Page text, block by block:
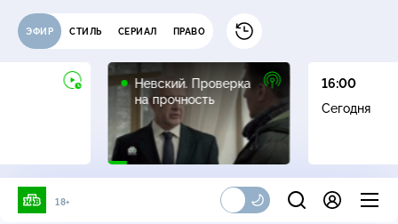
ЭФИР СТИЛЬ СЕРИАЛ ПРАВО
Невский. Проверка
на прочность
16+
16:00
Сегодня
18+